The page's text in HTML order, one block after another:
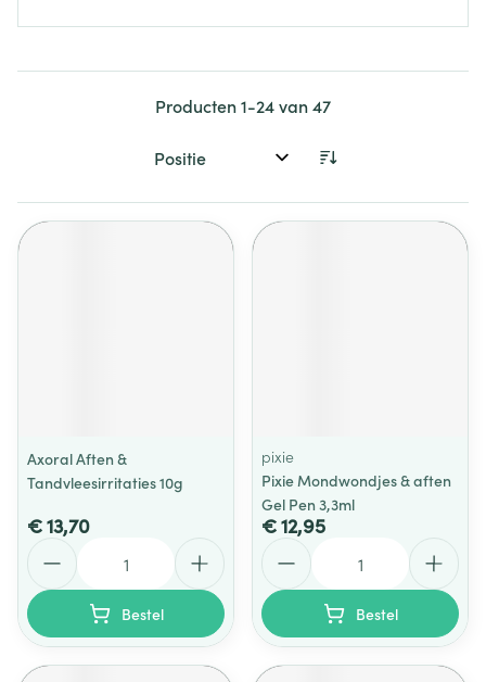
Producten1-24van47
Sorteer op:
Axoral Aften &
Tandvleesirritaties 10g
€ 13,70
Bestel
pixie
Pixie Mondwondjes & aften
Gel Pen 3,3ml
€ 12,95
Bestel